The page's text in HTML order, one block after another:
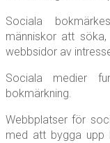
Sociala
människor att
webbsidor av
Sociala medier
bokmärkning.
Webbplatser för
med att bygga upp